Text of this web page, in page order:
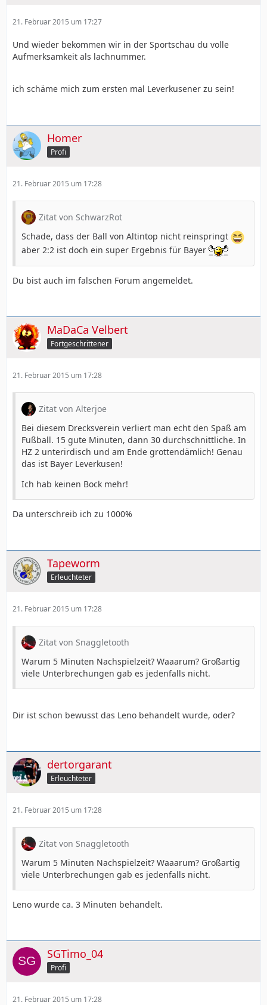
21. Februar 2015 um 17:27
Und wieder bekommen wir in der Sportschau du volle
Aufmerksamkeit als lachnummer.
ich schäme mich zum ersten mal Leverkusener zu sein!
Homer
Profi
21. Februar 2015 um 17:28
Zitat von SchwarzRot
Schade, dass der Ball von Altintop nicht reinspringt
aber 2:2 ist doch ein super Ergebnis für Bayer
Du bist auch im falschen Forum angemeldet.
MaDaCa Velbert
Fortgeschrittener
21. Februar 2015 um 17:28
Zitat von Alterjoe
Bei diesem Drecksverein verliert man echt den Spaß am
Fußball. 15 gute Minuten, dann 30 durchschnittliche. In
HZ 2 unterirdisch und am Ende grottendämlich! Genau
das ist Bayer Leverkusen!
Ich hab keinen Bock mehr!
Da unterschreib ich zu 1000%
Tapeworm
Erleuchteter
21. Februar 2015 um 17:28
Zitat von Snaggletooth
Warum 5 Minuten Nachspielzeit? Waaarum? Großartig
viele Unterbrechungen gab es jedenfalls nicht.
Dir ist schon bewusst das Leno behandelt wurde, oder?
dertorgarant
Erleuchteter
21. Februar 2015 um 17:28
Zitat von Snaggletooth
Warum 5 Minuten Nachspielzeit? Waaarum? Großartig
viele Unterbrechungen gab es jedenfalls nicht.
Leno wurde ca. 3 Minuten behandelt.
SGTimo_04
Profi
21. Februar 2015 um 17:28